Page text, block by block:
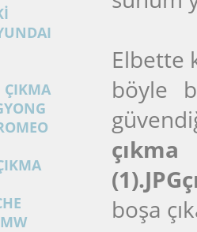
ÇIKMA
Elbette
böyle
boşa